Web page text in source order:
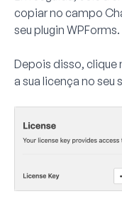
copiar no campo
seu plugin WPForms.
Depois disso, clique
a sua licença no seu